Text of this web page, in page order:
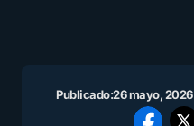
Publicado:26 mayo, 2026